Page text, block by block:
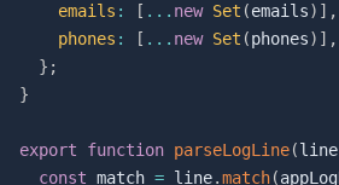
emails : [ ... new Set (emails) ] ,
phones : [ ... new Set (phones) ] ,
} ;
}
export function parseLogLine(line
const match = line.match(